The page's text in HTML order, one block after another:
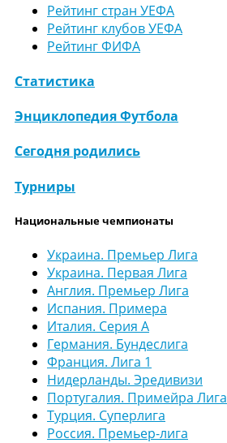
Рейтинг стран УЕФА
Рейтинг клубов УЕФА
Рейтинг ФИФА
Статистика
Энциклопедия Футбола
Сегодня родились
Турниры
Национальные чемпионаты
Украина. Премьер Лига
Украина. Первая Лига
Англия. Премьер Лига
Испания. Примера
Италия. Серия А
Германия. Бундеслига
Франция. Лига 1
Нидерланды. Эредивизи
Португалия. Примейра Лига
Турция. Суперлига
Россия. Премьер-лига